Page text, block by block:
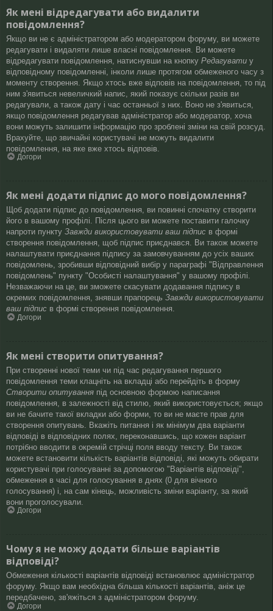
Як мені відредагувати або видалити
повідомлення?
Якщо ви не є адміністратором або модератором форуму, ви можете
редагувати і видаляти лише власні повідомлення. Ви можете
відредагувати повідомлення, натиснувши на кнопку Редагувати у
відповідному повідомленні, інколи лише протягом обмеженого часу з
моменту створення. Якщо хтось вже відповів на повідомлення, то під
ним з'явиться невеличкий напис, який показує скільки разів ви
редагували, а також дату і час останньої з них. Воно не з'явиться,
якщо повідомлення редагував адміністратор або модератор, хоча
вони можуть залишити інформацію про зроблені зміни на свій розсуд.
Врахуйте, що звичайні користувачі не можуть видалити
повідомлення, на яке вже хтось відповів.
Догори
Як мені додати підпис до мого повідомлення?
Щоб додати підпис до повідомлення, ви повинні спочатку створити
його в вашому профілі. Після цього ви можете поставити галочку
напроти пункту Завжди використовувати ваш підпис в формі
створення повідомлення, щоб підпис приєднався. Ви також можете
налаштувати приєднання підпису за замовчуванням до усіх ваших
повідомлень, зробивши відповідний вибір у параграфі "Відправлення
повідомлень" пункту "Особисті налаштування" у вашому профілі.
Незважаючи на це, ви зможете скасувати додавання підпису в
окремих повідомлення, знявши прапорець Завжди використовувати
ваш підпис в формі створення повідомлення.
Догори
Як мені створити опитування?
При створенні нової теми чи під час редагування першого
повідомлення теми клацніть на вкладці або перейдіть в форму
Створити опитування під основною формою написання
повідомлення, в залежності від стилю, який використовується; якщо
ви не бачите такої вкладки або форми, то ви не маєте прав для
створення опитувань. Вкажіть питання і як мінімум два варіанти
відповіді в відповідних полях, переконавшись, що кожен варіант
потрібно вводити в окремій стрічці поля вводу тексту. Ви також
можете встановити кількість варіантів відповіді, які можуть обирати
користувачі при голосуванні за допомогою "Варіантів відповіді",
обмеження в часі для голосування в днях (0 для вічного
голосування) і, на сам кінець, можливість зміни варіанту, за який
вони проголосували.
Догори
Чому я не можу додати більше варіантів
відповіді?
Обмеження кількості варіантів відповіді встановлює адміністратор
форуму. Якщо вам необхідна більша кількості варіантів, аніж це
передбачено, зв'яжіться з адміністратором форуму.
Догори